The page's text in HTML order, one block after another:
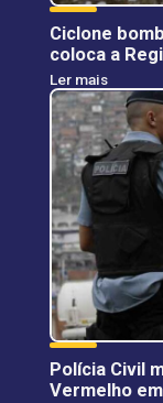
Ciclone
coloca a
Ler mais
Polícia Civil
Vermelho